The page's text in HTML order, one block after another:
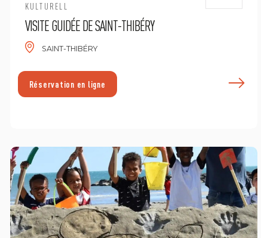
KULTURELL
VISITE GUIDÉE DE SAINT-THIBÉRY
SAINT-THIBÉRY
Réservation en ligne